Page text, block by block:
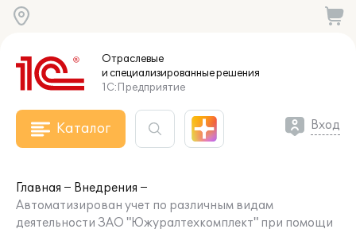
Отраслевые
и специализированныерешения
1С:Предприятие
Каталог Вход
Главная
Внедрения
Автоматизирован учет по различным видам
деятельности ЗАО "Южуралтехкомплект" при помощи